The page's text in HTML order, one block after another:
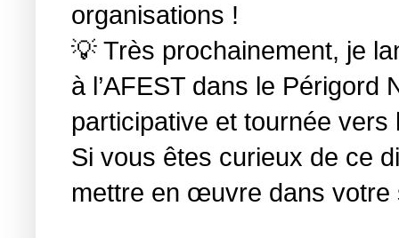
organisations !
💡 Très prochainement, je
à l’AFEST dans le Périgord
participative et tournée vers
Si vous êtes curieux de ce
mettre en œuvre dans